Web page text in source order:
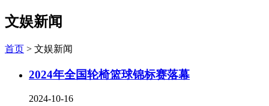
文娱新闻
首页 > 文娱新闻
2024年全国轮椅篮球锦标赛落幕
2024-10-16